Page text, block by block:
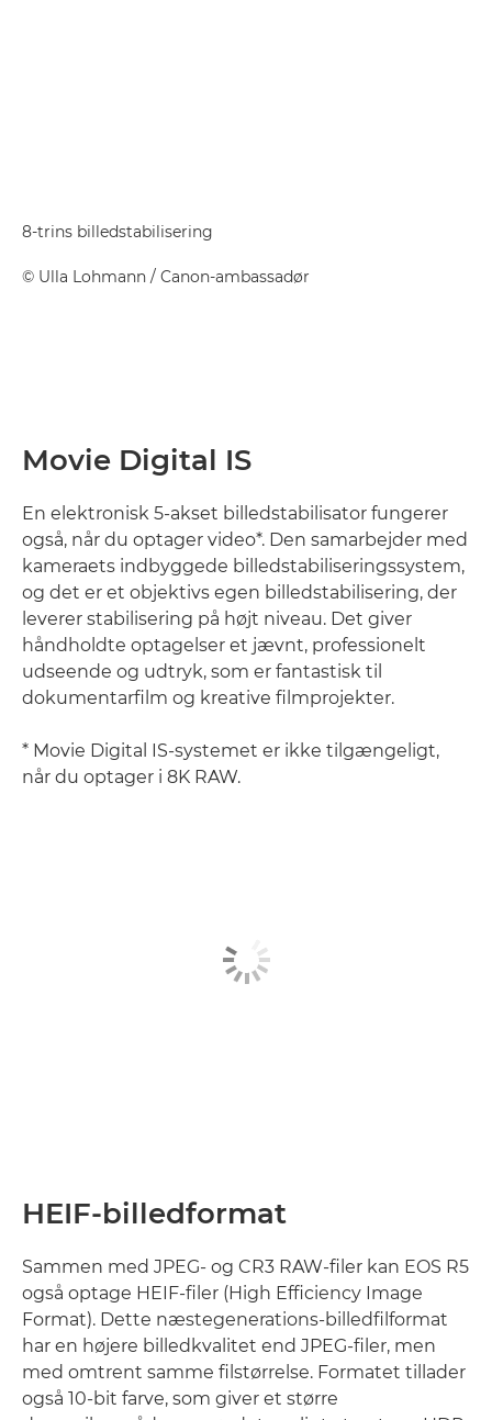
8-trins billedstabilisering
© Ulla Lohmann / Canon-ambassadør
Movie Digital IS
En elektronisk 5-akset billedstabilisator fungerer
også, når du optager video*. Den samarbejder med
kameraets indbyggede billedstabiliseringssystem,
og det er et objektivs egen billedstabilisering, der
leverer stabilisering på højt niveau. Det giver
håndholdte optagelser et jævnt, professionelt
udseende og udtryk, som er fantastisk til
dokumentarfilm og kreative filmprojekter.
* Movie Digital IS-systemet er ikke tilgængeligt,
når du optager i 8K RAW.
HEIF-billedformat
Sammen med JPEG- og CR3 RAW-filer kan EOS R5
også optage HEIF-filer (High Efficiency Image
Format). Dette næstegenerations-billedfilformat
har en højere billedkvalitet end JPEG-filer, men
med omtrent samme filstørrelse. Formatet tillader
også 10-bit farve, som giver et større